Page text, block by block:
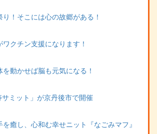
！そこには心の故郷がある！
クチン支援になります！
動かせば脳も元気になる！
サミット」が京丹後市で開催
癒し、心和む幸せニット『なごみマフ』